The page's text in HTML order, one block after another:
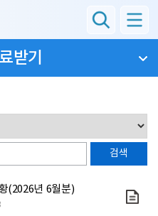
받기
(2026년 6월분)